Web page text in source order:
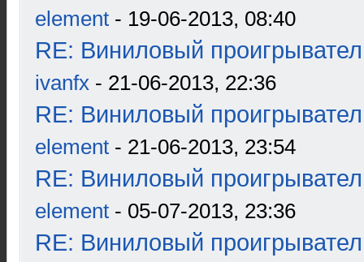
element - 19-06-2013, 08:40
RE: Виниловый
ivanfx - 21-06-2013, 22:36
RE: Виниловый
element - 21-06-2013, 23:54
RE: Виниловый
element - 05-07-2013, 23:36
RE: Виниловый